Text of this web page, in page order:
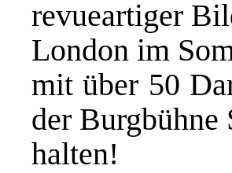
revueartiger
London im
mit über 50
der Burgbühne
halten!